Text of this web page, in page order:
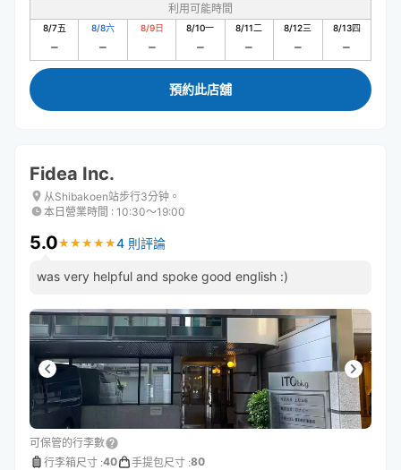
利用可能時間
8/7五 8/8六 8/9日 8/10一 8/11二 8/12三 8/13四
預約此店舖
Fidea Inc.
从Shibakoen站步行3分钟。
本日營業時間 : 10:30〜19:00
5.0★ ★ ★ ★ ★
★ ★ ★ ★ ★4 則評論
was very helpful and spoke good english :)
可保管的行李數
行李箱尺寸 :40 手提包尺寸 :80